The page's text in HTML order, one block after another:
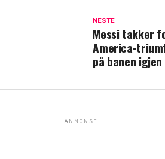
NESTE
Messi takker
America-
på banen igjen
ANNONSE